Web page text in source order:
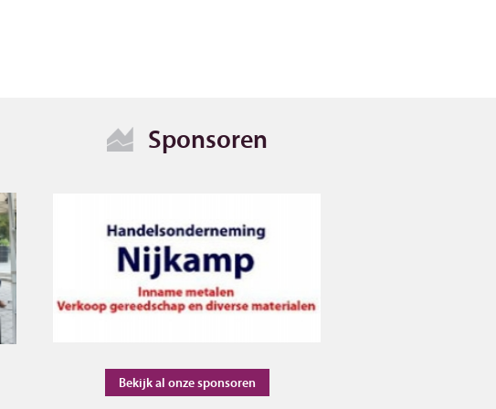
Sponsoren
Bekijk al onze sponsoren